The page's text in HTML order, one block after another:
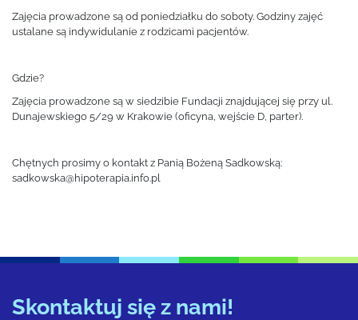
Zajęcia prowadzone są od poniedziałku do soboty. Godziny zajęć
ustalane są indywidulanie z rodzicami pacjentów.
Gdzie?
Zajęcia prowadzone są w siedzibie Fundacji znajdującej się przy ul.
Dunajewskiego 5/29 w Krakowie (oficyna, wejście D, parter).
Chętnych prosimy o kontakt z Panią Bożeną Sadkowską:
sadkowska@hipoterapia.info.pl
Skontaktuj się z nami!